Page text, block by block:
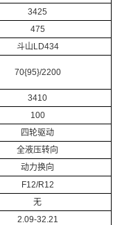
3425
475
斗山LD434
70{95}/2200
3410
100
四轮驱动
全液压转向
动力换向
F12/R12
无
2.09-32.21